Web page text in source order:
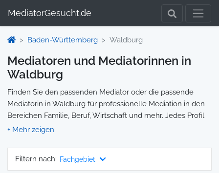
MediatorGesucht.de
Baden-Württemberg Waldburg
Mediatoren und Mediatorinnen in
Waldburg
Finden Sie den passenden Mediator oder die passende
Mediatorin in Waldburg für professionelle Mediation in den
Bereichen Familie, Beruf, Wirtschaft und mehr. Jedes Profil
enthält Informationen zu Qualifikationen und
Ihre Mediation auswählen und direkt kontaktieren können.
Wir selbst vermitteln keine Mediationen, sondern stellen die
Filtern nach: Fachgebiet